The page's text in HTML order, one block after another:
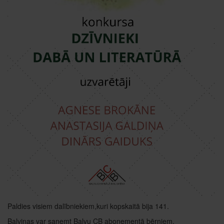
Paldies visiem dalībniekiem,kuri kopskaitā bija 141.
Balviņas var saņemt Balvu CB abonementā bērniem.